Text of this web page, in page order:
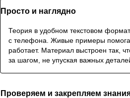
Просто и наглядно
Теория в удобном текстовом
с телефона. Живые примеры
работает. Материал выстроен так,
за шагом, не упуская важных
Проверяем и закрепляем